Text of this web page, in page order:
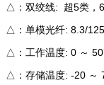
△：双绞线: 超5类，
△：单模光纤: 8.3/
△：工作温度: 0 ～
△：存储温度: -20 ～